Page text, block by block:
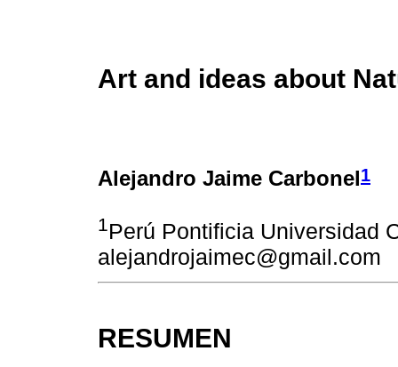
Art and ideas about
Alejandro Jaime Carbonel1
1Perú Pontificia Universidad
alejandrojaimec@gmail.com
RESUMEN